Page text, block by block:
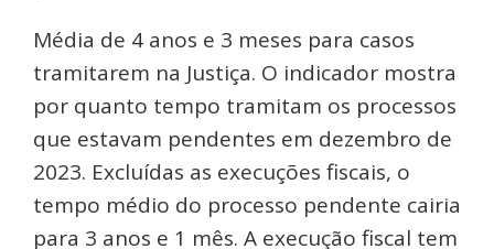
Média de 4 anos e 3 meses para casos
tramitarem na Justiça. O indicador mostra
por quanto tempo tramitam os processos
que estavam pendentes em dezembro de
2023. Excluídas as execuções fiscais, o
tempo médio do processo pendente cairia
para 3 anos e 1 mês. A execução fiscal tem